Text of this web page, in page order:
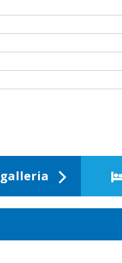
galleria